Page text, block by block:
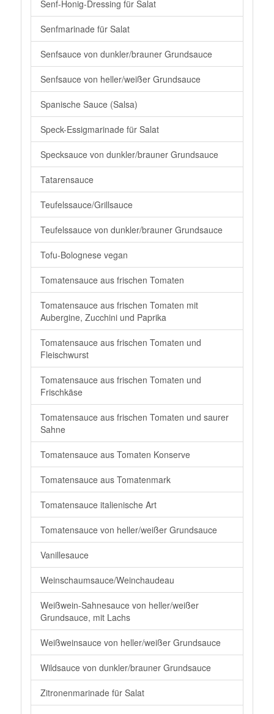
Senf-Honig-Dressing für Salat
Senfmarinade für Salat
Senfsauce von dunkler/brauner Grundsauce
Senfsauce von heller/weißer Grundsauce
Spanische Sauce (Salsa)
Speck-Essigmarinade für Salat
Specksauce von dunkler/brauner Grundsauce
Tatarensauce
Teufelssauce/Grillsauce
Teufelssauce von dunkler/brauner Grundsauce
Tofu-Bolognese vegan
Tomatensauce aus frischen Tomaten
Tomatensauce aus frischen Tomaten mit
Aubergine, Zucchini und Paprika
Tomatensauce aus frischen Tomaten und
Fleischwurst
Tomatensauce aus frischen Tomaten und
Frischkäse
Tomatensauce aus frischen Tomaten und saurer
Sahne
Tomatensauce aus Tomaten Konserve
Tomatensauce aus Tomatenmark
Tomatensauce italienische Art
Tomatensauce von heller/weißer Grundsauce
Vanillesauce
Weinschaumsauce/Weinchaudeau
Weißwein-Sahnesauce von heller/weißer
Grundsauce, mit Lachs
Weißweinsauce von heller/weißer Grundsauce
Wildsauce von dunkler/brauner Grundsauce
Zitronenmarinade für Salat